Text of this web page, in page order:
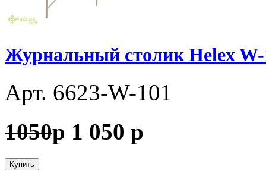
Журнальный столик Helex
Арт. 6623-W-101
1050p 1 050 p
Купить